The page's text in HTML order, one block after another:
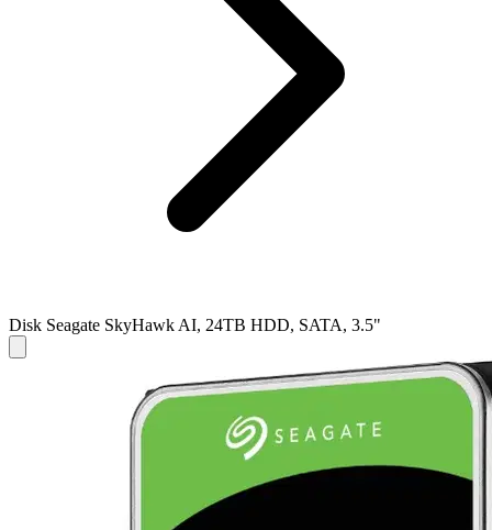
Disk Seagate SkyHawk AI, 24TB HDD, SATA, 3.5"